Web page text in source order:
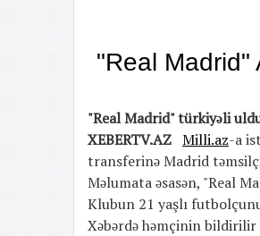
"Real Madrid"
"Real Madrid" türkiyəli
XEBERTV.AZ Milli.az-a
transferinə Madrid
Məlumata əsasən, "Real
Klubun 21 yaşlı
Xəbərdə həmçinin bildirilir